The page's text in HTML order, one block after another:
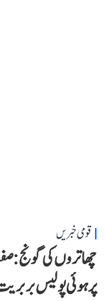
قومی خبریں
چھاتروں کی گونج:
پر ہوئی پولیس